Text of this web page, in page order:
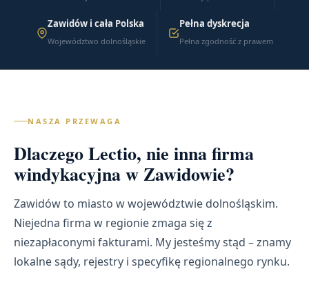
Zawidów i cała Polska
Województwo dolnośląskie
Pełna dyskrecja
Pełna zgodność z prawem
NASZA PRZEWAGA
Dlaczego Lectio, nie inna firma
windykacyjna w Zawidowie?
Zawidów to miasto w województwie dolnośląskim.
Niejedna firma w regionie zmaga się z
niezapłaconymi fakturami. My jesteśmy stąd – znamy
lokalne sądy, rejestry i specyfikę regionalnego rynku.